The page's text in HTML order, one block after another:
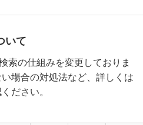
いて
索の仕組みを変更しておりま
場合の対処法など、詳しくは
ださい。